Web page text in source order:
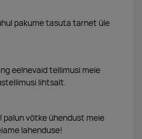
pakume tasuta tarnet üle
eelnevaid tellimusi meie
lihtsalt.
palun võtke ühendust meie
lahenduse!